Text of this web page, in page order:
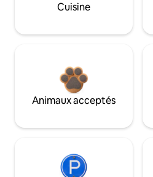
Cuisine
Animaux acceptés